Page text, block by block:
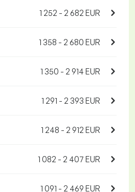
1 252 - 2 682 EUR
1 358 - 2 680 EUR
1 350 - 2 914 EUR
1 291 - 2 393 EUR
1 248 - 2 912 EUR
1 082 - 2 407 EUR
1 091 - 2 469 EUR